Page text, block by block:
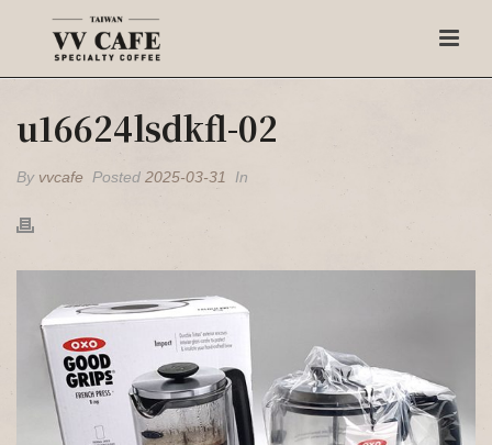
u16624lsdkfl-02
By vvcafe Posted 2025-03-31 In